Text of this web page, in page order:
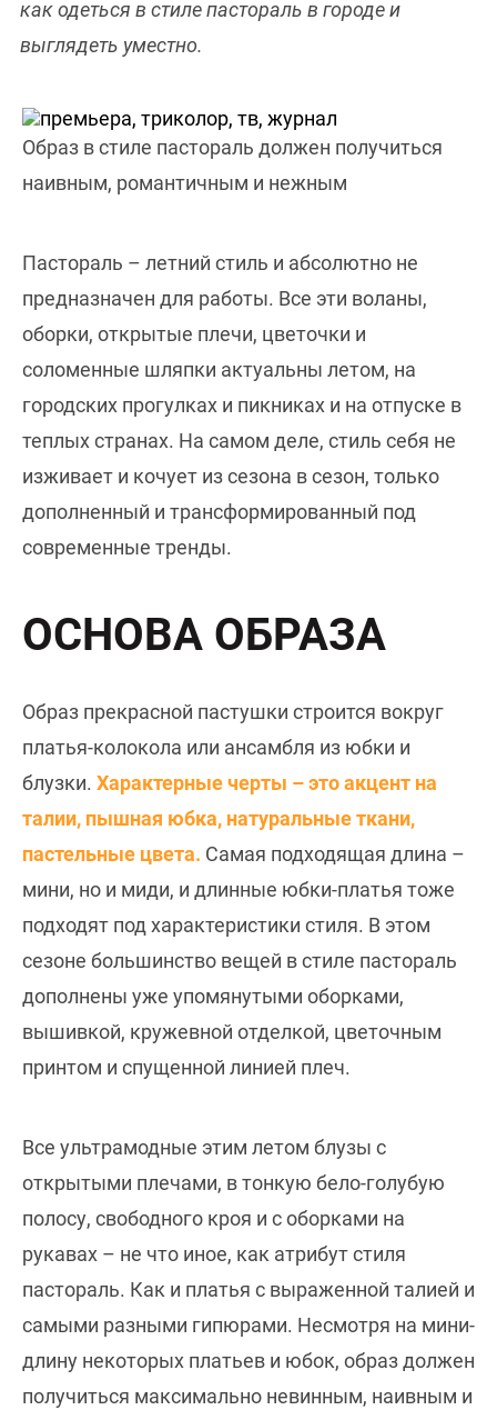
как одеться в стиле пастораль в городе и
выглядеть уместно.
Образ в стиле пастораль должен получиться
наивным, романтичным и нежным
Пастораль – летний стиль и абсолютно не
предназначен для работы. Все эти воланы,
оборки, открытые плечи, цветочки и
соломенные шляпки актуальны летом, на
городских прогулках и пикниках и на отпуске в
теплых странах. На самом деле, стиль себя не
изживает и кочует из сезона в сезон, только
дополненный и трансформированный под
современные тренды.
ОСНОВА ОБРАЗА
Образ прекрасной пастушки строится вокруг
платья-колокола или ансамбля из юбки и
блузки. Характерные черты – это акцент на
талии, пышная юбка, натуральные ткани,
пастельные цвета. Самая подходящая длина –
мини, но и миди, и длинные юбки-платья тоже
подходят под характеристики стиля. В этом
сезоне большинство вещей в стиле пастораль
дополнены уже упомянутыми оборками,
вышивкой, кружевной отделкой, цветочным
принтом и спущенной линией плеч.
Все ультрамодные этим летом блузы с
открытыми плечами, в тонкую бело-голубую
полосу, свободного кроя и с оборками на
рукавах – не что иное, как атрибут стиля
пастораль. Как и платья с выраженной талией и
самыми разными гипюрами. Несмотря на мини-
длину некоторых платьев и юбок, образ должен
получиться максимально невинным, наивным и